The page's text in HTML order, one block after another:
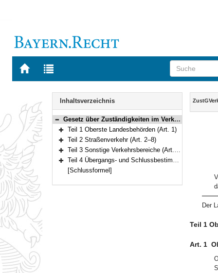
Zur
BAYERN.RECHT
Zur
letzten
Navigation
Inhaltsverzeichnis
Bereich reduzieren
Gesetz über Zuständigkeiten im Verkehrswesen (ZustGVerk) Vom 28. Juni 1990 (GVBl. S. 220) BayRS 9210-1-I/B (Art. 1–14)
Bereich erweitern
Teil 1 Oberste Landesbehörden (Art. 1)
Bereich erweitern
Teil 2 Straßenverkehr (Art. 2–8)
Bereich erweitern
Teil 3 Sonstige Verkehrsbereiche (Art. 9–11)
Bereich erweitern
Teil 4 Übergangs- und Schlussbestimmungen (Art. 12–14)
[Schlussformel]
Inhalt
Der
Teil 1
Art. 1